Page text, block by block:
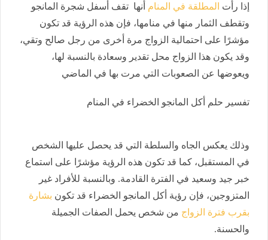
إذا رأت المطلقة في المنام أنها تقف أسفل شجرة المانجو
وتقطف الثمار منها في منامها، فإن هذه الرؤية قد تكون
مؤشرًا على احتمالية الزواج مرة أخرى من رجل صالح وتقي،
وقد يكون هذا الزواج محل تقدير وسعادة بالنسبة لها،
ويعوضها عن الصعوبات التي مرت بها في الماضي
تفسير حلم أكل المانجو الخضراء في المنام
وذلك يعكس الجاه والسلطة التي قد يحصل عليها الشخص
في المستقبل، كما قد تكون هذه الرؤية مؤشرًا على استماع
خبر جيد وسعيد في الفترة القادمة. وبالنسبة للأفراد غير
المتزوجين، فإن رؤية أكل المانجو الخضراء قد تكون بشارة
بقرب فترة الزواج من شخص يحمل الصفات الجميلة
والحسنة.